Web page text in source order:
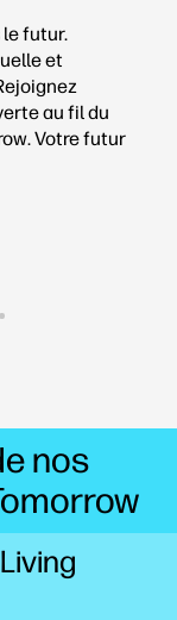
futur.
et
au fil du
Votre futur
nos